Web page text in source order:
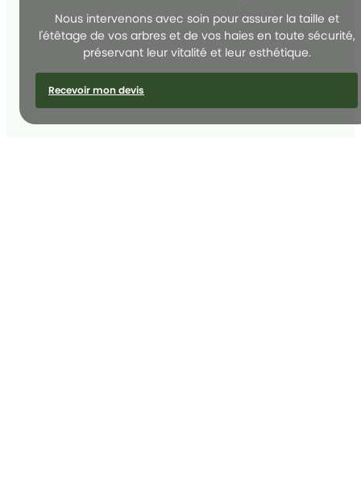
Nous intervenons avec soin pour assurer la taille et
l'étêtage de vos arbres et de vos haies en toute sécurité,
préservant leur vitalité et leur esthétique.
Recevoir mon devis